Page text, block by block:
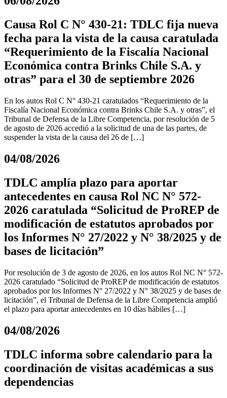
Causa Rol C N° 430-21: TDLC fija nueva
fecha para la vista de la causa caratulada
“Requerimiento de la Fiscalía Nacional
Económica contra Brinks Chile S.A. y
otras” para el 30 de septiembre 2026
En los autos Rol C N° 430-21 caratulados “Requerimiento de la
Fiscalía Nacional Económica contra Brinks Chile S.A. y otras”, el
Tribunal de Defensa de la Libre Competencia, por resolución de 5
de agosto de 2026 accedió a la solicitud de una de las partes, de
suspender la vista de la causa del 26 de […]
04/08/2026
TDLC amplía plazo para aportar
antecedentes en causa Rol NC N° 572-
2026 caratulada “Solicitud de ProREP de
modificación de estatutos aprobados por
los Informes N° 27/2022 y N° 38/2025 y de
bases de licitación”
Por resolución de 3 de agosto de 2026, en los autos Rol NC N° 572-
2026 caratulado “Solicitud de ProREP de modificación de estatutos
aprobados por los Informes N° 27/2022 y N° 38/2025 y de bases de
licitación”, el Tribunal de Defensa de la Libre Competencia amplió
el plazo para aportar antecedentes en 10 días hábiles […]
04/08/2026
TDLC informa sobre calendario para la
coordinación de visitas académicas a sus
dependencias